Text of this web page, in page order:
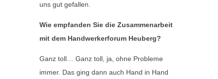
uns gut gefallen.
Wie empfanden Sie die Zusammenarbeit
mit dem Handwerkerforum Heuberg?
Ganz toll… Ganz toll, ja, ohne Probleme
immer. Das ging dann auch Hand in Hand